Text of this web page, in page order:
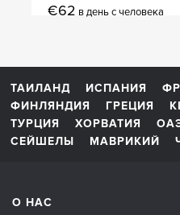
€62 в день с человека
ТАИЛАНД ИСПАНИЯ
ФИНЛЯНДИЯ
ГРЕЦИЯ
ТУРЦИЯ
ХОРВАТИЯ
СЕЙШЕЛЫ
МАВРИКИЙ
О НАС